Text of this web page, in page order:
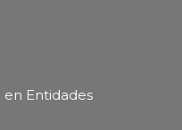
Entidades